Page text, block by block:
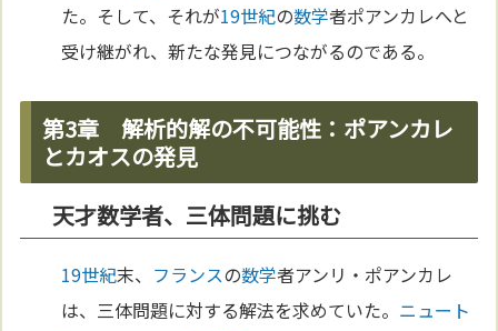
た。そして、それが19世紀の数学者ポアンカレへと
受け継がれ、新たな発見につながるのである。
第3章 解析的解の不可能性：ポアンカレ
とカオスの発見
天才数学者、三体問題に挑む
19世紀末、 フランスの数学者アンリ・ポアンカレ
は、三体問題に対する解法を求めていた。 ニュート